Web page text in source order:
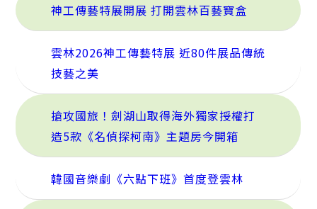
神工傳藝特展開展 打開雲林百藝寶盒
雲林2026神工傳藝特展 近80件展品傳統
技藝之美
搶攻國旅！劍湖山取得海外獨家授權打
造5款《名偵探柯南》主題房今開箱
韓國音樂劇《六點下班》首度登雲林